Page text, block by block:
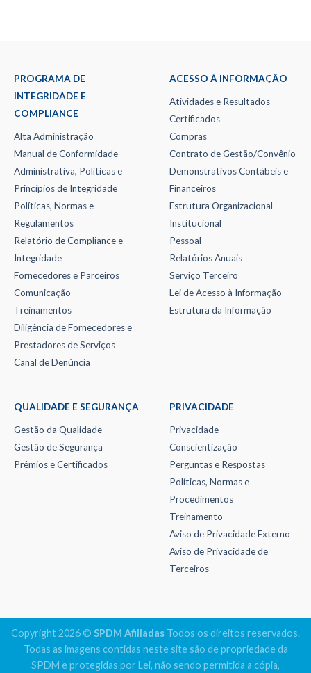
PROGRAMA DE
INTEGRIDADE E
COMPLIANCE
Alta Administração
Manual de Conformidade
Administrativa, Políticas e
Princípios de Integridade
Políticas, Normas e
Regulamentos
Relatório de Compliance e
Integridade
Fornecedores e Parceiros
Comunicação
Treinamentos
Diligência de Fornecedores e
Prestadores de Serviços
Canal de Denúncia
ACESSO À INFORMAÇÃO
Atividades e Resultados
Certificados
Compras
Contrato de Gestão/Convênio
Demonstrativos Contábeis e
Financeiros
Estrutura Organizacional
Institucional
Pessoal
Relatórios Anuais
Serviço Terceiro
Lei de Acesso à Informação
Estrutura da Informação
QUALIDADE E SEGURANÇA
Gestão da Qualidade
Gestão de Segurança
Prêmios e Certificados
PRIVACIDADE
Privacidade
Conscientização
Perguntas e Respostas
Políticas, Normas e
Procedimentos
Treinamento
Aviso de Privacidade Externo
Aviso de Privacidade de
Terceiros
Copyright 2026 © SPDM Afiliadas Todos os direitos reservados.
Todas as imagens contidas neste site são de propriedade da
SPDM e protegidas por Lei, não sendo permitida a cópia,